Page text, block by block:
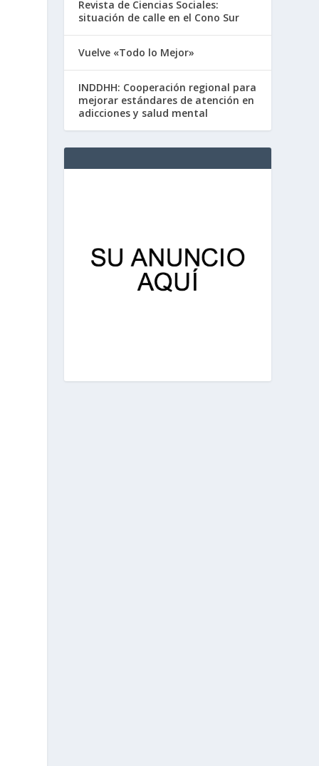
Revista de Ciencias Sociales:
situación de calle en el Cono Sur
Vuelve «Todo lo Mejor»
INDDHH: Cooperación regional para
mejorar estándares de atención en
adicciones y salud mental